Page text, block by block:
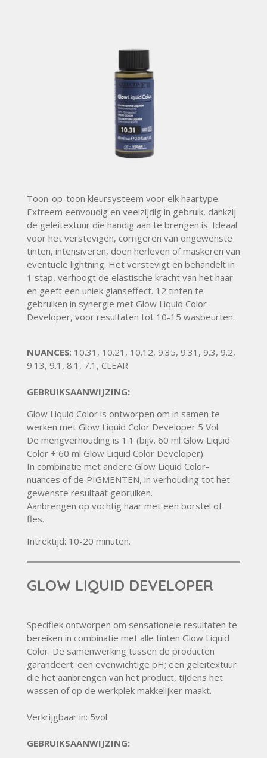
Toon-op-toon kleursysteem voor elk haartype.
Extreem eenvoudig en veelzijdig in gebruik, dankzij
de geleitextuur die handig aan te brengen is. Ideaal
voor het verstevigen, corrigeren van ongewenste
tinten, intensiveren, doen herleven of maskeren van
eventuele lightning. Het verstevigt en behandelt in
1 stap, verhoogt de elastische kracht van het haar
en geeft een uniek glanseffect. 12 tinten te
gebruiken in synergie met Glow Liquid Color
Developer, voor resultaten tot 10-15 wasbeurten.
NUANCES: 10.31, 10.21, 10.12, 9.35, 9.31, 9.3, 9.2,
9.13, 9.1, 8.1, 7.1, CLEAR
GEBRUIKSAANWIJZING:
Glow Liquid Color is ontworpen om in samen te
werken met Glow Liquid Color Developer 5 Vol.
De mengverhouding is 1:1 (bijv. 60 ml Glow Liquid
Color + 60 ml Glow Liquid Color Developer).
In combinatie met andere Glow Liquid Color-
nuances of de PIGMENTEN, in verhouding tot het
gewenste resultaat gebruiken.
Aanbrengen op vochtig haar met een borstel of
fles.
Intrektijd: 10-20 minuten.
GLOW LIQUID DEVELOPER
Specifiek ontworpen om sensationele resultaten te
bereiken in combinatie met alle tinten Glow Liquid
Color. De samenwerking tussen de producten
garandeert: een evenwichtige pH; een geleitextuur
die het aanbrengen van het product, tijdens het
wassen of op de werkplek makkelijker maakt.
Verkrijgbaar in: 5vol.
GEBRUIKSAANWIJZING: